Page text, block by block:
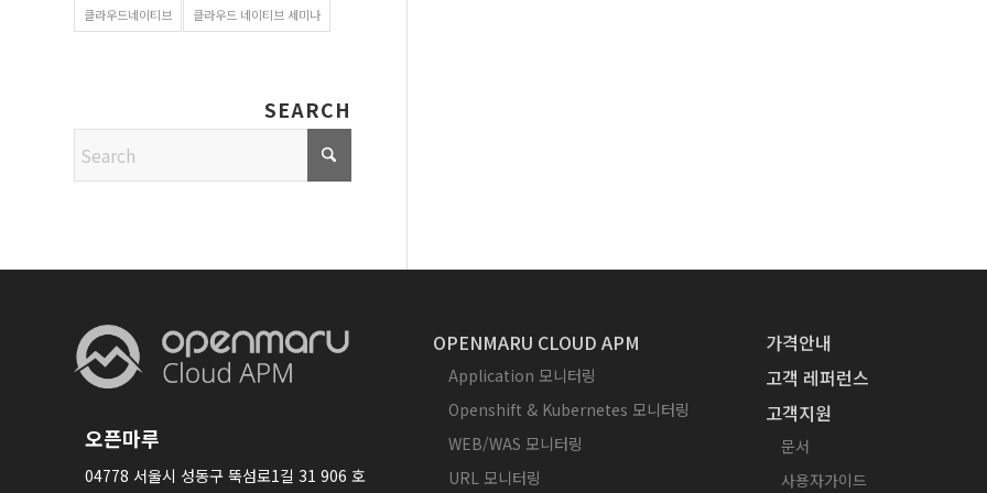
클라우드네이티브 클라우드 네이티브 세미나
SEARCH
오픈마루
04778 서울시 성동구 뚝섬로1길 31 906 호
OPENMARU CLOUD APM
Application 모니터링
Openshift & Kubernetes 모니터링
WEB/WAS 모니터링
URL 모니터링
가격안내
고객 레퍼런스
고객지원
문서
사용자가이드